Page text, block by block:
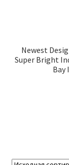
Newest
Super Bright
Bay